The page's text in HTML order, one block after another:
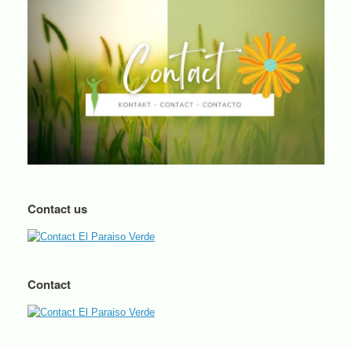
Contact us
Contact